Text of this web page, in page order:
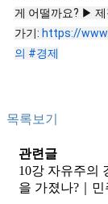
게 어떨까요? ▶
가기: https://
의 #경제
목록보기
관련글
10강 자유주의
을 가졌나?｜